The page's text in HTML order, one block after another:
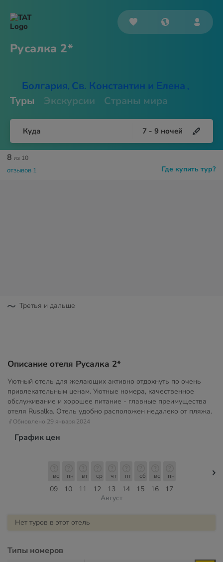
Русалка 2*
Болгария, Св. Константин и Елена ,
Туры Экскурсии Страны мира
Куда 7 - 9 ночей
Где купить тур?
8 из 10
отзывов 1
Третья и дальше
Описание отеля Русалка 2*
Уютный отель для желающих активно отдохнуть по очень
привлекательным ценам. Уютные номера, качественное
обслуживание и хорошее питание - главные преимущества
отеля Rusalka. Отель удобно расположен недалеко от пляжа.
// Обновлено 29 января 2024
График цен
09
вс
10
пн
11
вт
12
ср
13
чт
14
пт
15
сб
16
вс
17
пн
Август
Нет туров в этот отель
Типы номеров